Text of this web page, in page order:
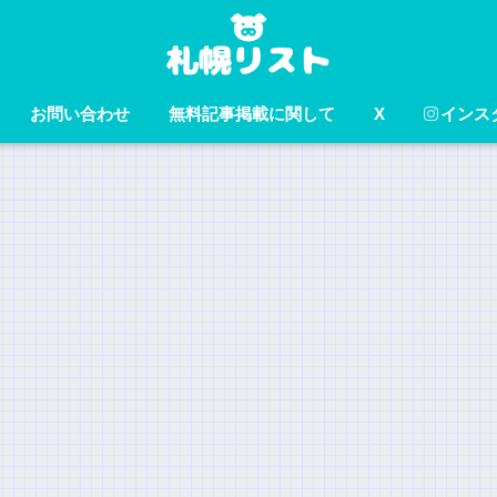
お問い合わせ 無料記事掲載に関して X インス